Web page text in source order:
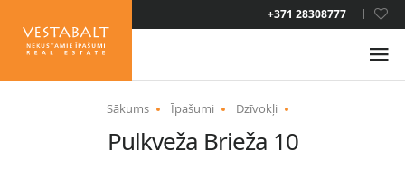
+371 28308777
LAT
ENG
Sākums Īpašumi Dzīvokļi
Pulkveža Brieža 10